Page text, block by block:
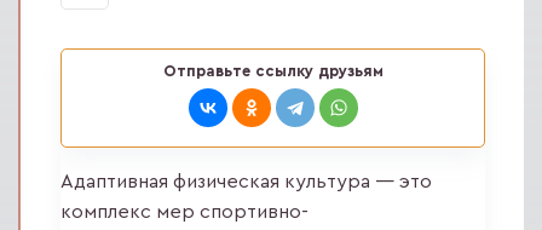
Отправьте ссылку друзьям
Адаптивная физическая культура — это
комплекс мер спортивно-